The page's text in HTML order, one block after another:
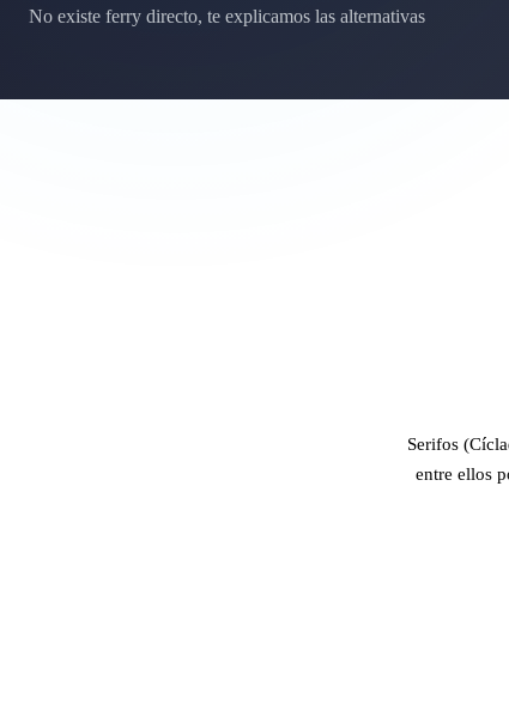
No existe ferry directo, te explicamos las alternativas
Serifos
entre ellos